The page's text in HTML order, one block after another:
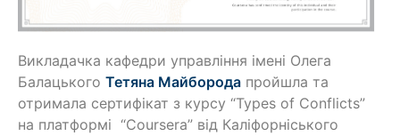
Викладачка кафедри управління імені Олега
Балацького Тетяна Майборода пройшла та
отримала сертифікат з курсу “Types of Conflicts”
на платформі “Coursera” від Каліфорніського